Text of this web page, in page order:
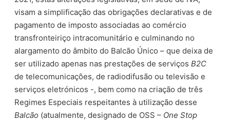
visam a simplificação das obrigações declarativas e de
pagamento de imposto associadas ao comércio
transfronteiriço intracomunitário e culminando no
alargamento do âmbito do Balcão Único – que deixa de
ser utilizado apenas nas prestações de serviçosB2C
de telecomunicações, de radiodifusão ou televisão e
serviços eletrónicos -, bem como na criação de três
Regimes Especiais respeitantes à utilização desse
Balcão (atualmente, designado de OSS – One Stop